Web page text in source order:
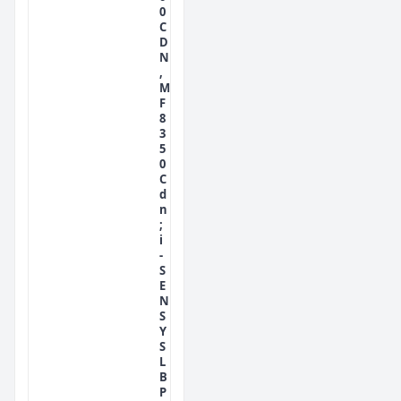
0
C
D
N
,
M
F
8
3
5
0
C
d
n
;
i
-
S
E
N
S
Y
S
L
B
P